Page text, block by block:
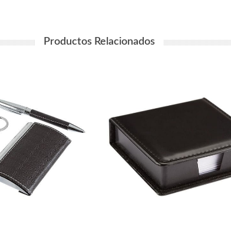
Productos Relacionados